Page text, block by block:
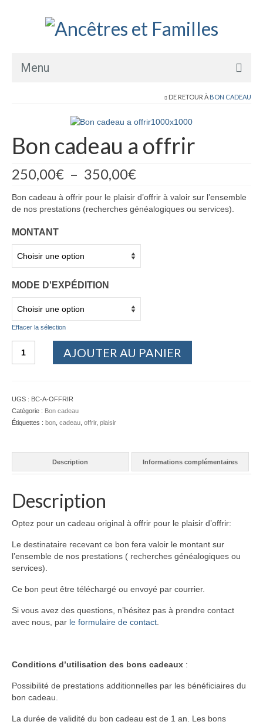
Menu
Prestations▾
Transcription et traduction de texte
Arbre généalogique ascendant
Arbre généalogique descendant
Recherche foncière
Vérification d’une généalogie
Bon cadeau
Presse
Outils ▾
Glossaire généalogique
DE RETOUR À BON CADEAU
Bon cadeau a offrir
250,00€ – 350,00€Plage
prix :
250,00€
Bon cadeau à offrir pour le plaisir d’offrir à valoir sur l’ensemble
de nos prestations (recherches généalogiques ou services).
MONTANT
MODE D'EXPÉDITION
Effacer la sélection
AJOUTER AU PANIER
UGS : BC-A-OFFRIR
Catégorie : Bon cadeau
Étiquettes : bon cadeau offrir, plaisir
Description Informations complémentaires
Description
Optez pour un cadeau original à offrir pour le plaisir d’offrir:
Le destinataire recevant ce bon fera valoir le montant sur
l’ensemble de nos prestations ( recherches généalogiques ou
services).
Ce bon peut être téléchargé ou envoyé par courrier.
Si vous avez des questions, n’hésitez pas à prendre contact
avec nous, par le formulaire de contact.
Conditions d’utilisation des bons cadeaux :
Possibilité de prestations additionnelles par les bénéficiaires du
bon cadeau.
La durée de validité du bon cadeau est de 1 an. Les bons